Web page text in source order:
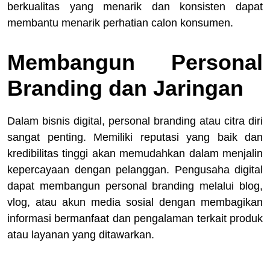
berkualitas yang menarik dan konsisten dapat
membantu menarik perhatian calon konsumen.
Membangun Personal
Branding dan Jaringan
Dalam bisnis digital, personal branding atau citra diri
sangat penting. Memiliki reputasi yang baik dan
kredibilitas tinggi akan memudahkan dalam menjalin
kepercayaan dengan pelanggan. Pengusaha digital
dapat membangun personal branding melalui blog,
vlog, atau akun media sosial dengan membagikan
informasi bermanfaat dan pengalaman terkait produk
atau layanan yang ditawarkan.